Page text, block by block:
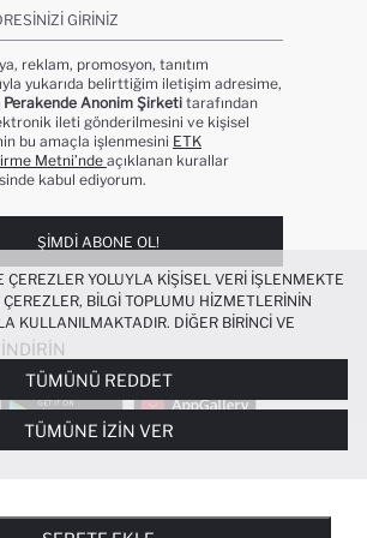
GIRINIZ
reklam, promosyon, tanıtım
yukarıda belirttiğim iletişim adresime,
Perakende Anonim Şirketi tarafından
ileti gönderilmesini ve kişisel
bu amaçla işlenmesini ETK
Metni’nde açıklanan kurallar
kabul ediyorum.
ŞIMDI ABONE OL!
YOLUYLA KIŞISEL VERI IŞLENMEKTE
BILGI TOPLUMU HIZMETLERININ
KULLANILMAKTADIR. DIĞER BIRINCI VE
ISE SIZE DAHA IYI BIR ALIŞVERIŞ
SITEMIZIN DAHA IŞLEVSEL KILINMASI VE
AÇIK RIZA VERMENIZ HALINDE, SIZLERE
FAALIYETLERININ YAPILMASI AMAÇLARIYLA
ÇEREZLERE DAIR TERCIHLERINIZI
ARACILIĞIYLA HER ZAMAN YÖNETEBILIR,
DETAYLI BILGIYE
TÜMÜNÜ REDDET
TÜMÜNE İZIN VER